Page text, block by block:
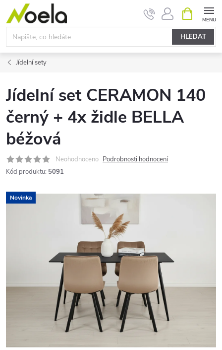
Přejít
obsah
HLEDAT
NÁKUPNÍ
KOŠÍK
Jídelní sety
Jídelní set CERAMON 140
černý + 4x židle BELLA
béžová
Neohodnoceno Podrobnosti hodnocení
Kód produktu: 5091
Novinka